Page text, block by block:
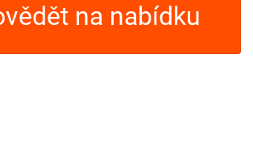
na nabídku